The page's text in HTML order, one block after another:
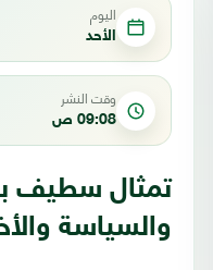
اليوم
الأحد
وقت النشر
09:08 ص
تمثال سطيف
والسياسة